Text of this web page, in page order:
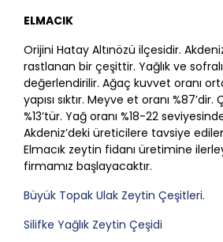
ELMACIK
Orijini Hatay Altınözü ilçesidir.
rastlanan bir çeşittir. Yağlık ve
değerlendirilir. Ağaç kuvvet oranı
yapısı sıktır. Meyve et oranı %87’dir.
%13’tür. Yağ oranı %18-22
Akdeniz’deki üreticilere tavsiye
Elmacık zeytin fidanı üretimine
firmamız başlayacaktır.
Büyük Topak Ulak Zeytin Çeşitleri.
Silifke Yağlık Zeytin Çeşidi